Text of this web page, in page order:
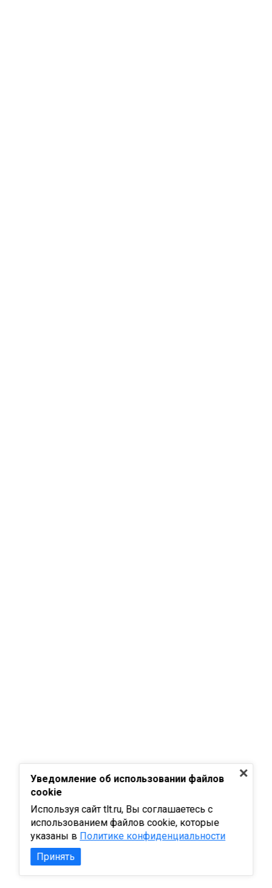
Уведомление об использовании файлов
cookie
Используя сайт tlt.ru, Вы соглашаетесь с
использованием файлов cookie, которые
указаны в Политике конфиденциальности
Принять